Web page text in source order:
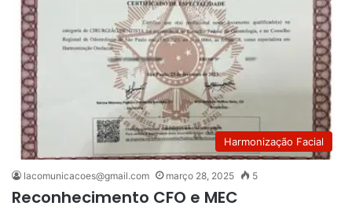
Harmonização Facial
lacomunicacoes@gmail.com março 28, 2025 5
Reconhecimento CFO e MEC